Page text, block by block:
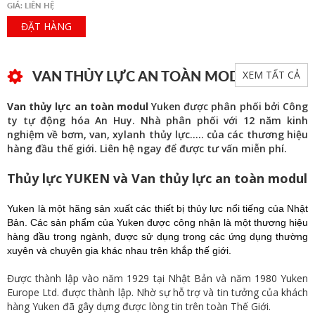
GIÁ: LIÊN HỆ
ĐẶT HÀNG
VAN THỦY LỰC AN TOÀN MODULXEM TẤT CẢ
Van thủy lực an toàn modulYuken được phân phối bởi Công
ty tự động hóa An Huy. Nhà phân phối với 12 năm kinh
nghiệm về bơm, van, xylanh thủy lực….. của các thương hiệu
hàng đầu thế giới. Liên hệ ngay để được tư vấn miễn phí.
Thủy lực YUKEN và Van thủy lực an toàn modul
Yuken là một hãng sản xuất các thiết bị thủy lực nổi tiếng của Nhật
Bản. Các sản phẩm của Yuken được công nhận là một thương hiệu
hàng đầu trong ngành, được sử dụng trong các ứng dụng thường
xuyên và chuyên gia khác nhau trên khắp thế giới.
Được thành lập vào năm 1929 tại Nhật Bản và năm 1980 Yuken
Europe Ltd. được thành lập. Nhờ sự hỗ trợ và tin tưởng của khách
hàng Yuken đã gây dựng được lòng tin trên toàn Thế Giới.